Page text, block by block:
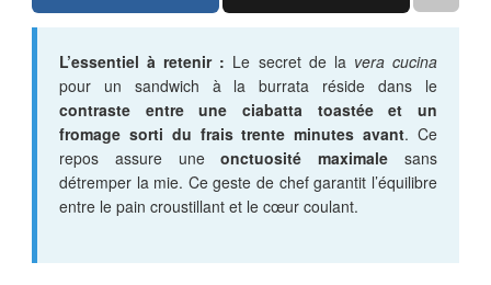
L’essentiel à retenir : Le secret de la vera cucina
pour un sandwich à la burrata réside dans le
contraste entre une ciabatta toastée et un
fromage sorti du frais trente minutes avant. Ce
repos assure uneonctuosité maximale sans
détremper la mie. Ce geste de chef garantit l’équilibre
entre le pain croustillant et le cœur coulant.